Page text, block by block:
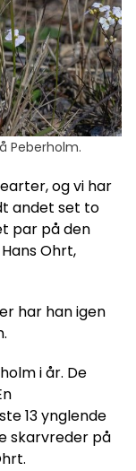
Peberholm.
og vi har
andet set to
par på den
Ohrt,
har han igen
i år. De
13 ynglende
skarvreder på